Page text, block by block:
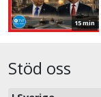
15 min
Stöd oss